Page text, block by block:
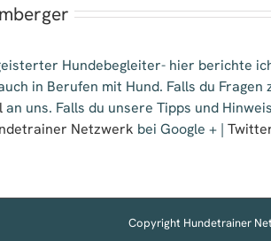
Hundebegleiter- hier berichte
in Berufen mit Hund. Falls du
an uns. Falls du unsere Tipps und
Netzwerk bei Google + |
Copyright Hundetrainer